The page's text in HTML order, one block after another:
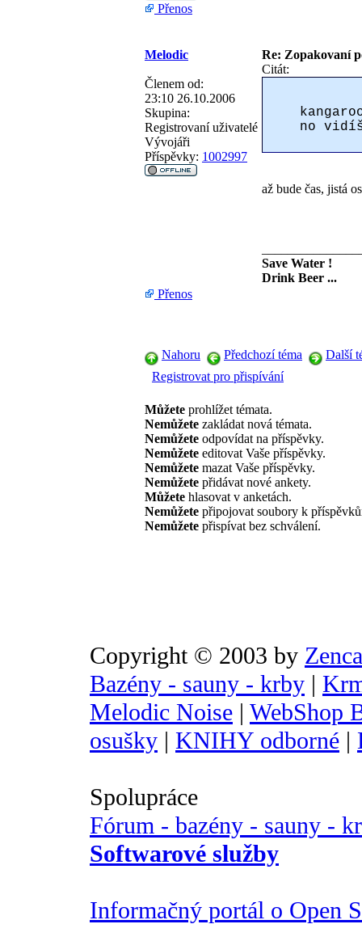
Přenos
Melodic Re: Zopakovaní
Členem od:
23:10 26.10.2006
Skupina:
Registrovaní uživatelé
Vývojáři
Příspěvky: 1002997
Citát:
no
až bude čas, jistá
Save Water !
Drink Beer ...
Přenos
Nahoru Předchozí téma
Další
Registrovat pro přispívání
Můžete prohlížet témata.
Nemůžete zakládat nová témata.
Nemůžete odpovídat na příspěvky.
Nemůžete editovat Vaše příspěvky.
Nemůžete mazat Vaše příspěvky.
Nemůžete přidávat nové ankety.
Můžete hlasovat v anketách.
Nemůžete připojovat soubory k
Nemůžete přispívat bez schválení.
Copyright © 2003 by
Bazény - sauny - krby |
Melodic Noise | WebShop
osušky | KNIHY odborné |
Spolupráce
Fórum - bazény - sauny -
Softwarové služby
Informačný portál o Open